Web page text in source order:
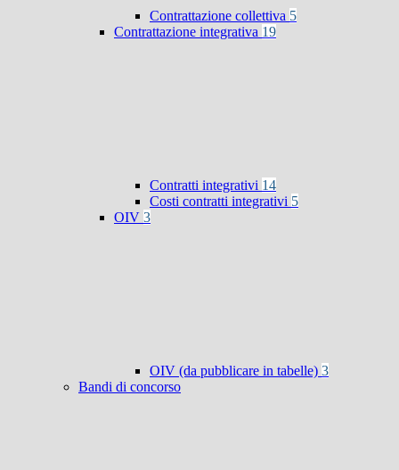
Contrattazione collettiva 5
Contrattazione integrativa 19
Contratti integrativi 14
Costi contratti integrativi 5
OIV 3
OIV (da pubblicare in tabelle) 3
Bandi di concorso